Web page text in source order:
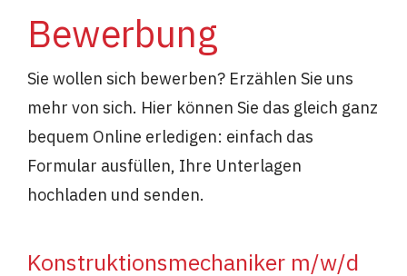
Bewerbung
Sie wollen sich bewerben? Erzählen Sie uns
mehr von sich. Hier können Sie das gleich ganz
bequem Online erledigen: einfach das
Formular ausfüllen, Ihre Unterlagen
hochladen und senden.
Konstruktionsmechaniker m/w/d